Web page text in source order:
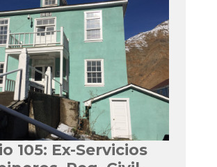
105: Ex-Servicios